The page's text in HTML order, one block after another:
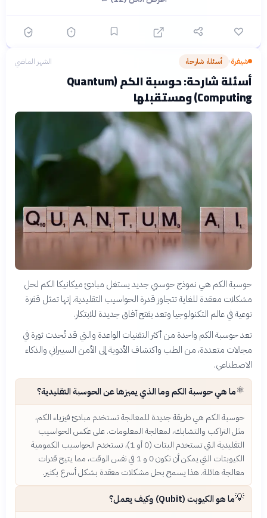
شيفرة› أسئلة شارحة الشهر الماضي
أسئلة شارحة: حوسبة الكم (Quantum
Computing) ومستقبلها
حوسبة الكم هي نموذج حوسبي جديد يستغل مبادئ ميكانيكا الكم لحل
مشكلات معقدة للغاية تتجاوز قدرة الحواسيب التقليدية. إنها تمثل قفزة
نوعية في عالم التكنولوجيا وتعد بفتح آفاق جديدة للابتكار.
تعد حوسبة الكم واحدة من أكثر التقنيات الواعدة والتي قد تُحدث ثورة في
مجالات متعددة، من الطب واكتشاف الأدوية إلى الأمن السيبراني والذكاء
الاصطناعي.
⚛️ما هي حوسبة الكم وما الذي يميزها عن الحوسبة التقليدية؟
حوسبة الكم هي طريقة جديدة للمعالجة تستخدم مبادئ فيزياء الكم،
مثل التراكب والتشابك، لمعالجة المعلومات. على عكس الحواسيب
التقليدية التي تستخدم البتات (0 أو 1)، تستخدم الحواسيب الكمومية
الكيوبتات التي يمكن أن تكون 0 و 1 في نفس الوقت، مما يتيح قدرات
معالجة هائلة. هذا يسمح بحل مشكلات معقدة بشكل أسرع بكثير.
💡ما هو الكيوبت (Qubit) وكيف يعمل؟